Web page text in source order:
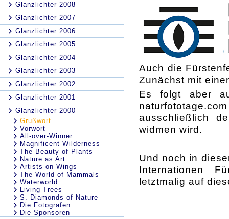
Glanzlichter 2008
Glanzlichter 2007
Glanzlichter 2006
Glanzlichter 2005
Glanzlichter 2004
Glanzlichter 2003
Glanzlichter 2002
Glanzlichter 2001
Glanzlichter 2000
Grußwort
Vorwort
All-over-Winner
Magnificent Wilderness
The Beauty of Plants
Nature as Art
Artists on Wings
The World of Mammals
Waterworld
Living Trees
S. Diamonds of Nature
Die Fotografen
Die Sponsoren
Auch die
Zunächst mit
Es folgt aber
ausschließlich
widmen wird.
Und noch in
Internationen
letztmalig auf